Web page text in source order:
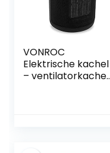
VONROC
Elektrische kachel
– ventilatorkachel